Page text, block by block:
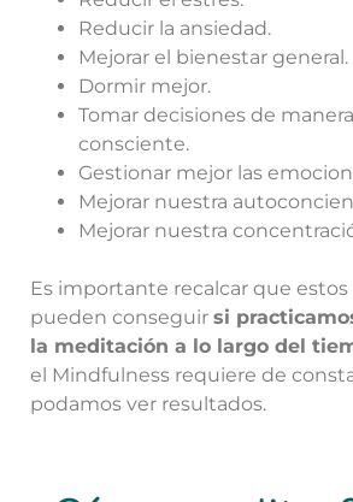
Reducir la ansiedad.
Mejorar el bienestar general.
Dormir mejor.
Tomar decisiones de
consciente.
Gestionar mejor las
Mejorar nuestra
Mejorar nuestra
Es importante recalcar que
pueden conseguir si
la meditación a lo largo del
el Mindfulness requiere de
podamos ver resultados.